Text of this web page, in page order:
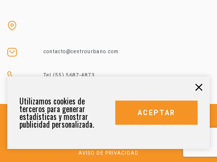
contacto@centrourbano.com
Tel (55) 5687-4873
AVISO DE PRIVACIDAD
Utilizamos cookies de
terceros para generar
estadísticas y mostrar
publicidad personalizada.
ACEPTAR